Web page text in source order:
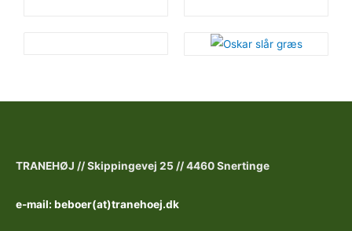
TRANEHØJ //Skippingevej 25 //4460 Snertinge
e-mail: beboer(at)tranehoej.dk